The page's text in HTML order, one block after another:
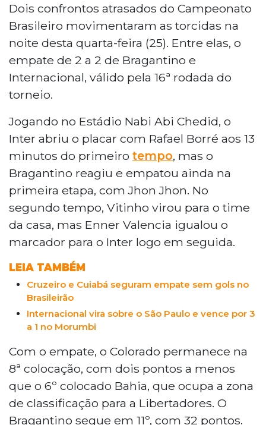
Dois confrontos atrasados do Campeonato
Brasileiro movimentaram as torcidas na
noite desta quarta-feira (25). Entre elas, o
empate de 2 a 2 de Bragantino e
Internacional, válido pela 16ª rodada do
torneio.
Jogando no Estádio Nabi Abi Chedid, o
Inter abriu o placar com Rafael Borré aos 13
minutos do primeiro tempo, mas o
Bragantino reagiu e empatou ainda na
primeira etapa, com Jhon Jhon. No
segundo tempo, Vitinho virou para o time
da casa, mas Enner Valencia igualou o
marcador para o Inter logo em seguida.
LEIA TAMBÉM
Cruzeiro e Cuiabá seguram empate sem gols no
Brasileirão
Internacional vira sobre o São Paulo e vence por 3
a 1 no Morumbi
Com o empate, o Colorado permanece na
8ª colocação, com dois pontos a menos
que o 6º colocado Bahia, que ocupa a zona
de classificação para a Libertadores. O
Bragantino segue em 11º, com 32 pontos.